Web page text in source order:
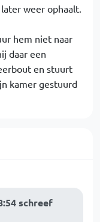
weer ophaalt.
hem niet naar
daar een
en stuurt
kamer gestuurd
schreef